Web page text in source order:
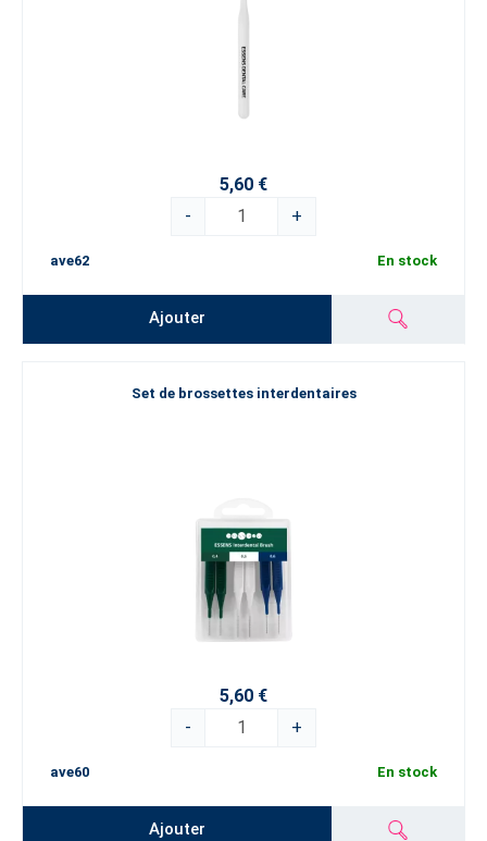
5,60 €
-
+
ave62 En stock
Ajouter
Set de brossettes interdentaires
5,60 €
-
+
ave60 En stock
Ajouter